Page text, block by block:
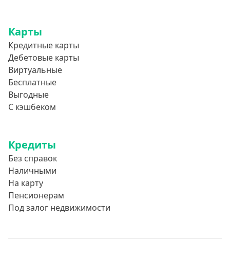
Карты
Кредитные карты
Дебетовые карты
Виртуальные
Бесплатные
Выгодные
С кэшбеком
Кредиты
Без справок
Наличными
На карту
Пенсионерам
Под залог недвижимости